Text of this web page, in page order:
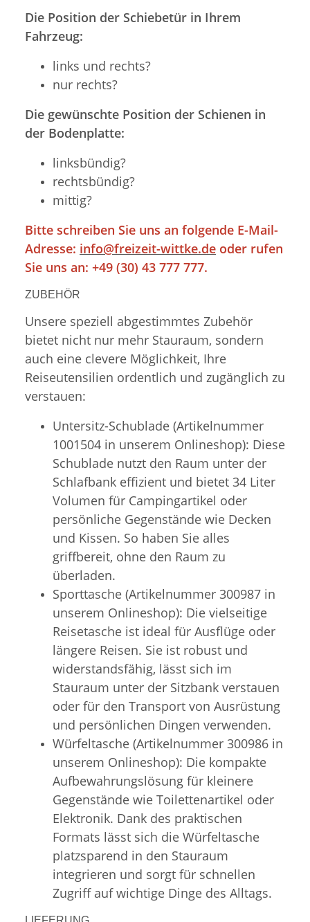
Die Position der Schiebetür in Ihrem
Fahrzeug:
links und rechts?
nur rechts?
Die gewünschte Position der Schienen in
der Bodenplatte:
linksbündig?
rechtsbündig?
mittig?
Bitte schreiben Sie uns an folgende E-Mail-
Adresse: info@freizeit-wittke.de oder rufen
Sie uns an: +49 (30) 43 777 777.
ZUBEHÖR
Unsere speziell abgestimmtes Zubehör
bietet nicht nur mehr Stauraum, sondern
auch eine clevere Möglichkeit, Ihre
Reiseutensilien ordentlich und zugänglich zu
verstauen:
Untersitz-Schublade (Artikelnummer
1001504 in unserem Onlineshop): Diese
Schublade nutzt den Raum unter der
Schlafbank effizient und bietet 34 Liter
Volumen für Campingartikel oder
persönliche Gegenstände wie Decken
und Kissen. So haben Sie alles
griffbereit, ohne den Raum zu
überladen.
Sporttasche (Artikelnummer 300987 in
unserem Onlineshop): Die vielseitige
Reisetasche ist ideal für Ausflüge oder
längere Reisen. Sie ist robust und
widerstandsfähig, lässt sich im
Stauraum unter der Sitzbank verstauen
oder für den Transport von Ausrüstung
und persönlichen Dingen verwenden.
Würfeltasche (Artikelnummer 300986 in
unserem Onlineshop): Die kompakte
Aufbewahrungslösung für kleinere
Gegenstände wie Toilettenartikel oder
Elektronik. Dank des praktischen
Formats lässt sich die Würfeltasche
platzsparend in den Stauraum
integrieren und sorgt für schnellen
Zugriff auf wichtige Dinge des Alltags.